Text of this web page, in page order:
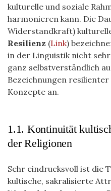
kulturelle und soziale
harmonieren kann. Die
Widerstandkraft)
Resilienz (Link)
in der Linguistik nicht
ganz selbstverständlich
Bezeichnungen
Konzepte an.
1.1. Kontinuität
der Religionen
Sehr eindrucksvoll ist die
kultische, sakralisierte